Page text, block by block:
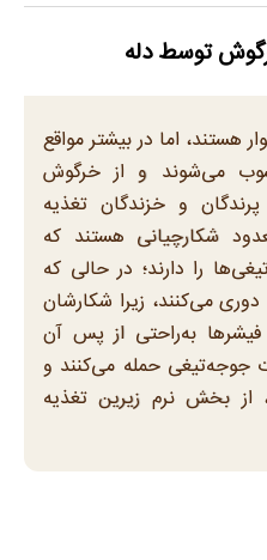
توسط دله
هستند، اما در بیشتر مواقع
می‌شوند و از خرگوش
و خزندگان تغذیه
شکارچیانی هستند که
را دارند؛ در حالی که
می‌کنند، زیرا شکارشان
به‌راحتی از پس آن
جوجه‌تیغی حمله می‌کنند و
از بخش نرم زیرین تغذیه